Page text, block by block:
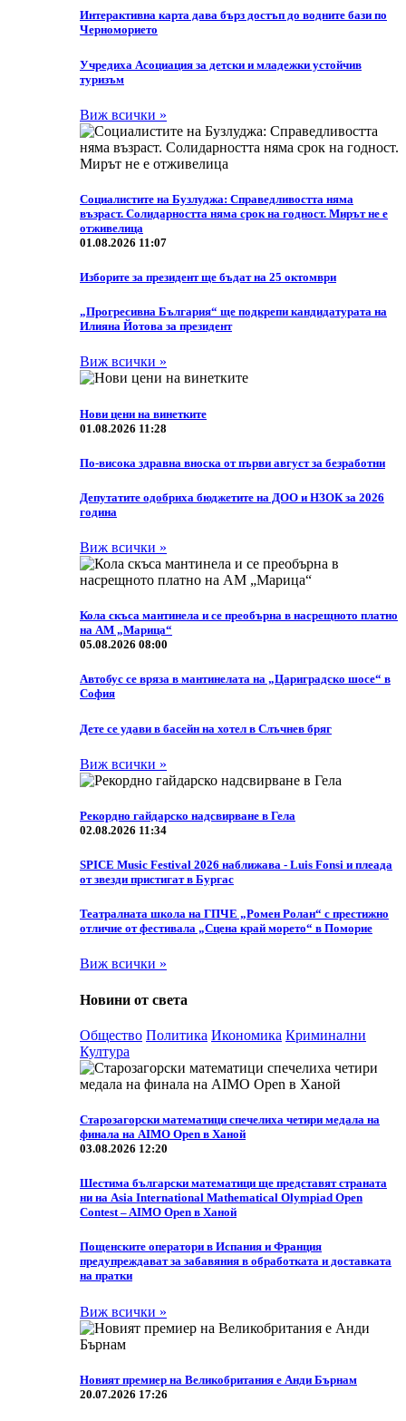
Интерактивна карта дава бърз достъп до водните бази по
Черноморието
Учредиха Асоциация за детски и младежки устойчив
туризъм
Виж всички »
Социалистите на Бузлуджа: Справедливостта няма
възраст. Солидарността няма срок на годност. Мирът не е
отживелица
01.08.2026 11:07
Изборите за президент ще бъдат на 25 октомври
„Прогресивна България“ ще подкрепи кандидатурата на
Илияна Йотова за президент
Виж всички »
Нови цени на винетките
01.08.2026 11:28
По-висока здравна вноска от първи август за безработни
Депутатите одобриха бюджетите на ДОО и НЗОК за 2026
година
Виж всички »
Кола скъса мантинела и се преобърна в насрещното платно
на АМ „Марица“
05.08.2026 08:00
Автобус се вряза в мантинелата на „Цариградско шосе“ в
София
Дете се удави в басейн на хотел в Слъчнев бряг
Виж всички »
Рекордно гайдарско надсвирване в Гела
02.08.2026 11:34
SPICE Music Festival 2026 наближава - Luis Fonsi и плеада
от звезди пристигат в Бургас
Театралната школа на ГПЧЕ „Ромен Ролан“ с престижно
отличие от фестивала „Сцена край морето“ в Поморие
Виж всички »
Новини от света
Общество Политика Икономика Криминални
Култура
Старозагорски математици спечелиха четири медала на
финала на AIMO Open в Ханой
03.08.2026 12:20
Шестима български математици ще представят страната
ни на Asia International Mathematical Olympiad Open
Contest – AIMO Open в Ханой
Пощенските оператори в Испания и Франция
предупреждават за забавяния в обработката и доставката
на пратки
Виж всички »
Новият премиер на Великобритания е Анди Бърнам
20.07.2026 17:26